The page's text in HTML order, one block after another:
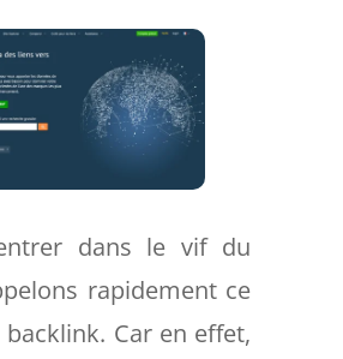
dans le vif du
rapidement ce
backlink. Car en effet,